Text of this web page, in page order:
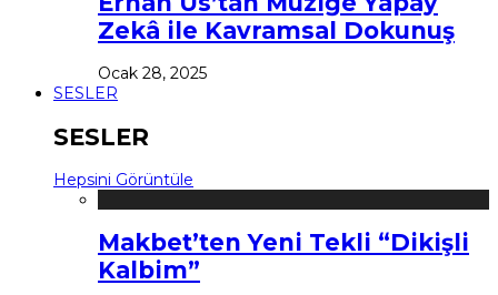
Zekâ ile Kavramsal Dokunuş
Ocak 28, 2025
SESLER
SESLER
Hepsini Görüntüle
Makbet’ten Yeni Tekli “Dikişli
Kalbim”